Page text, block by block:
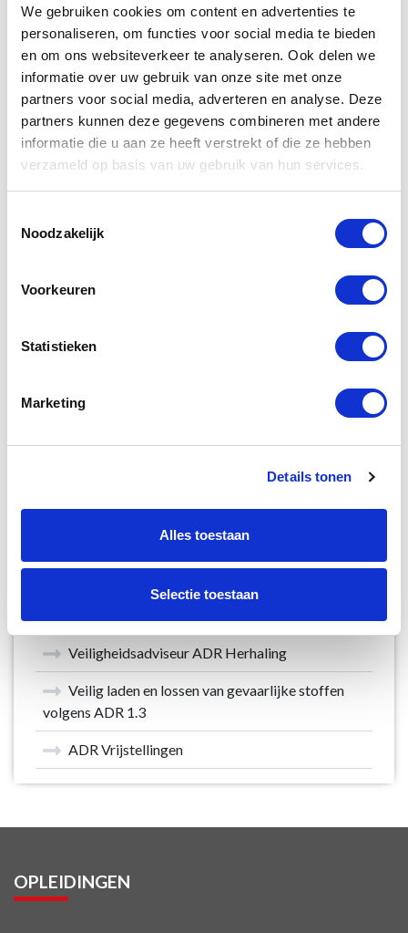
We gebruiken cookies om content en advertenties te
personaliseren, om functies voor social media te bieden
en om ons websiteverkeer te analyseren. Ook delen we
informatie over uw gebruik van onze site met onze
partners voor social media, adverteren en analyse. Deze
partners kunnen deze gegevens combineren met andere
informatie die u aan ze heeft verstrekt of die ze hebben
verzameld op basis van uw gebruik van hun services.
Noodzakelijk
Voorkeuren
Statistieken
Marketing
Details tonen
Alles toestaan
Selectie toestaan
Basis + Klasse 1
Basis + Klasse 1 Herhaling
Klasse 7
Basis + Klasse 7
Basis + Klasse 7 Herhaling
Tank
Tank Herhaling
Veilig werken met gevaarlijke stoffen volgens
Depothouder Gevaarlijke Afvalstoffen
Asbest Herkennen
Veiligheidsadviseur ADR Herhaling
Veilig laden en lossen van gevaarlijke stoffen
volgens ADR 1.3
ADR Vrijstellingen
OPLEIDINGEN